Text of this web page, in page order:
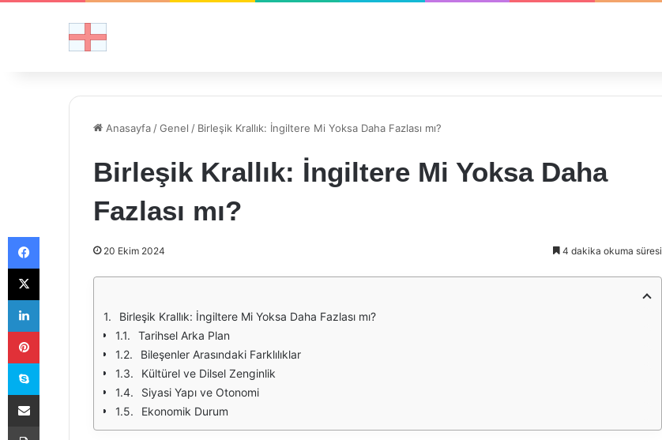
Anasayfa /Genel / Birleşik Krallık: İngiltere Mi Yoksa Daha Fazlası mı?
Birleşik Krallık: İngiltere Mi Yoksa Daha
Fazlası mı?
20 Ekim 2024 4 dakika okuma süresi
Birleşik Krallık: İngiltere Mi Yoksa Daha Fazlası mı?
Tarihsel Arka Plan
Bileşenler Arasındaki Farklılıklar
Kültürel ve Dilsel Zenginlik
Siyasi Yapı ve Otonomi
Ekonomik Durum
Facebook
X
LinkedIn
Pinterest
Skype
E-Posta ile paylaş